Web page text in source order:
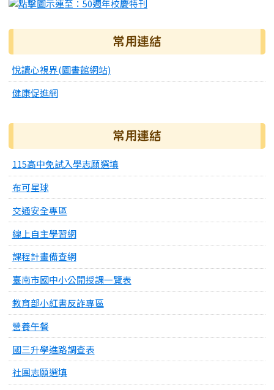
常用連結
悅讀心視界(圖書館網站)
健康促進網
常用連結
115高中免試入學志願選填
布可星球
交通安全專區
線上自主學習網
課程計畫備查網
臺南市國中小公開授課一覽表
教育部小紅書反詐專區
營養午餐
國三升學進路調查表
社團志願選填